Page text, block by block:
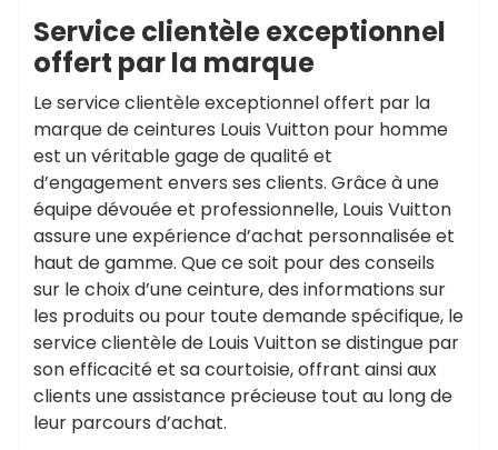
Service clientèle exceptionnel
offert par la marque
Le service clientèle exceptionnel offert par la
marque de ceintures Louis Vuitton pour homme
est un véritable gage de qualité et
d’engagement envers ses clients. Grâce à une
équipe dévouée et professionnelle, Louis Vuitton
assure une expérience d’achat personnalisée et
haut de gamme. Que ce soit pour des conseils
sur le choix d’une ceinture, des informations sur
les produits ou pour toute demande spécifique, le
service clientèle de Louis Vuitton se distingue par
son efficacité et sa courtoisie, offrant ainsi aux
clients une assistance précieuse tout au long de
leur parcours d’achat.